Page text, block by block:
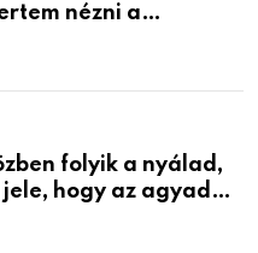
nézni a
folyik a nyálad,
jele, hogy az agyad…